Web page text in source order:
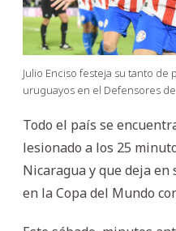
Julio Enciso festeja su tanto
uruguayos en el Defensores
Todo el país se
lesionado a los 25
Nicaragua y que deja
en la Copa del Mundo